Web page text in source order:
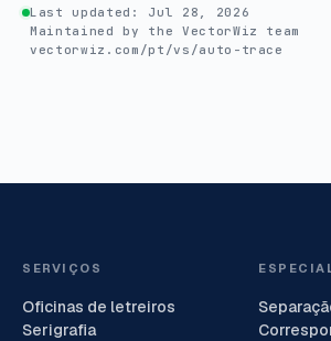
Last updated: Jul 28, 2026
Maintained by the VectorWiz team
vectorwiz.com/pt/vs/auto-trace
SERVIÇOS
Oficinas de letreiros
Serigrafia